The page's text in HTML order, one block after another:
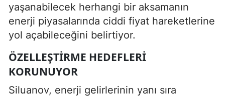
yaşanabilecek herhangi bir aksamanın
enerji piyasalarında ciddi fiyat hareketlerine
yol açabileceğini belirtiyor.
ÖZELLEŞTIRME HEDEFLERI
KORUNUYOR
Siluanov, enerji gelirlerinin yanı sıra